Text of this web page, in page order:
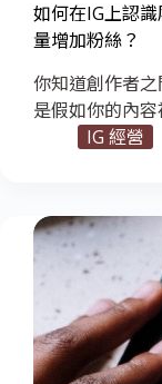
如何在IG上認
量增加粉絲？
你知道創作者
是假如你的內
IG 經營